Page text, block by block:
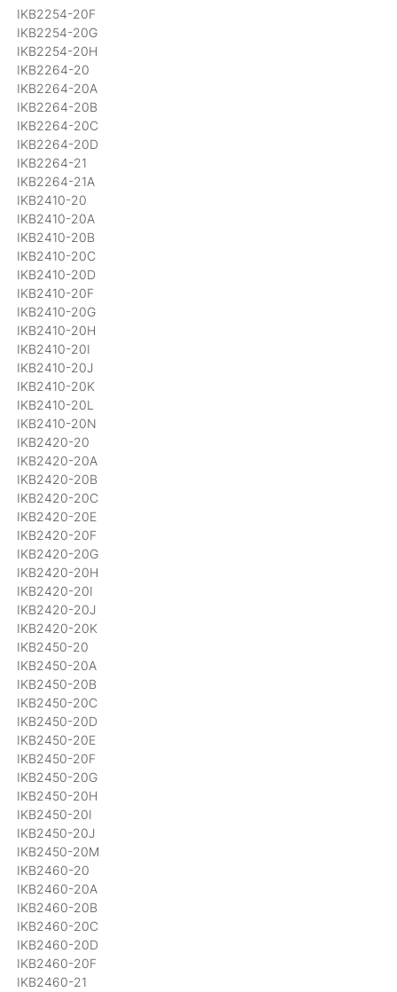
IKB2254-20F
IKB2254-20G
IKB2254-20H
IKB2264-20
IKB2264-20A
IKB2264-20B
IKB2264-20C
IKB2264-20D
IKB2264-21
IKB2264-21A
IKB2410-20
IKB2410-20A
IKB2410-20B
IKB2410-20C
IKB2410-20D
IKB2410-20F
IKB2410-20G
IKB2410-20H
IKB2410-20I
IKB2410-20J
IKB2410-20K
IKB2410-20L
IKB2410-20N
IKB2420-20
IKB2420-20A
IKB2420-20B
IKB2420-20C
IKB2420-20E
IKB2420-20F
IKB2420-20G
IKB2420-20H
IKB2420-20I
IKB2420-20J
IKB2420-20K
IKB2450-20
IKB2450-20A
IKB2450-20B
IKB2450-20C
IKB2450-20D
IKB2450-20E
IKB2450-20F
IKB2450-20G
IKB2450-20H
IKB2450-20I
IKB2450-20J
IKB2450-20M
IKB2460-20
IKB2460-20A
IKB2460-20B
IKB2460-20C
IKB2460-20D
IKB2460-20F
IKB2460-21